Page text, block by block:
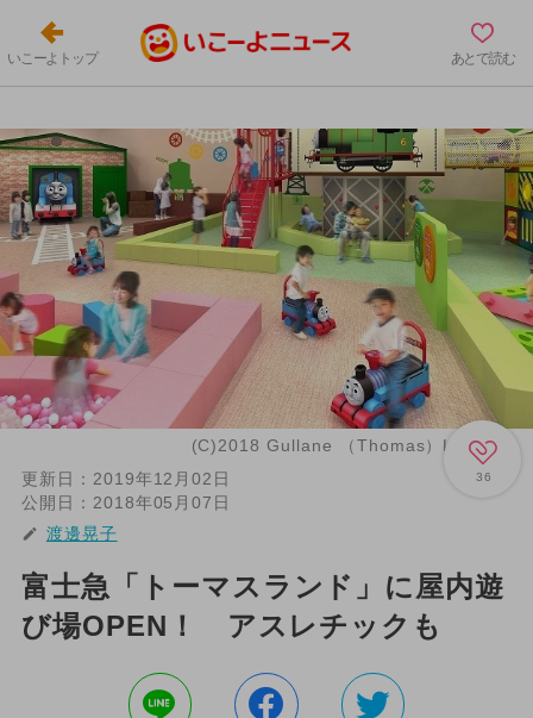
いこーよトップ あとで読む
(C)2018 Gullane （Thomas）Limited.
36
更新日： 2019年12月02日
公開日： 2018年05月07日
渡邊晃子
富士急「トーマスランド」に屋内遊
び場OPEN！ アスレチックも